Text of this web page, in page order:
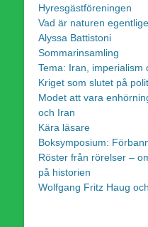
Hyresgästföreningen
Vad är naturen
Alyssa Battistoni
Sommarinsamling
Tema: Iran, imperialism
Kriget som slutet på
Modet att vara
och Iran
Kära läsare
Boksymposium:
Röster från rörelser –
på historien
Wolfgang Fritz Haug